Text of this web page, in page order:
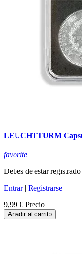
LEUCHTTURM
favorite
Debes de estar registrado
Entrar| Registrarse
9,99 € Precio
Añadir al carrito